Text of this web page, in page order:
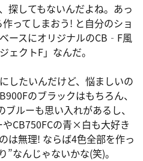
探してもないんだよね。あっ
ってしまおう! と自分のショ
ースにオリジナルのCB‐F風
ェクトF」なんだ。
したいんだけど、悩ましいの
のブラックはもちろん、
ルーも思い入れがあるし、
CB750FCの青×白も大好き
は無理! ならば4色全部を作っ
なんじゃないかな(笑)。